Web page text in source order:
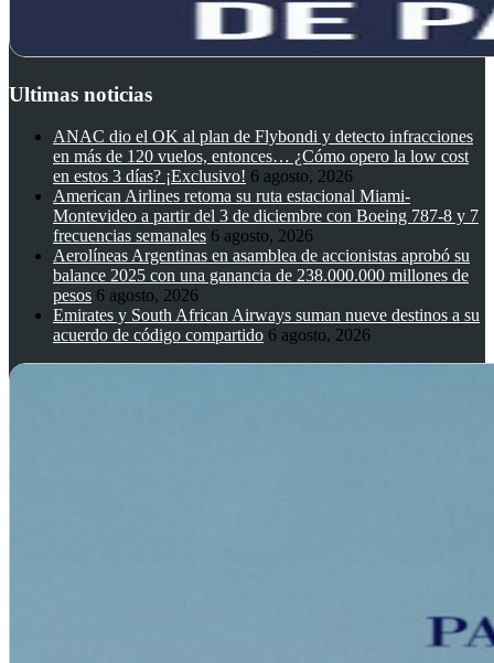
Ultimas noticias
ANAC dio el OK al plan de Flybondi y detecto infracciones
en más de 120 vuelos, entonces… ¿Cómo opero la low cost
en estos 3 días? ¡Exclusivo! 6 agosto, 2026
American Airlines retoma su ruta estacional Miami-
Montevideo a partir del 3 de diciembre con Boeing 787-8 y 7
frecuencias semanales 6 agosto, 2026
Aerolíneas Argentinas en asamblea de accionistas aprobó su
balance 2025 con una ganancia de 238.000.000 millones de
pesos 6 agosto, 2026
Emirates y South African Airways suman nueve destinos a su
acuerdo de código compartido 6 agosto, 2026